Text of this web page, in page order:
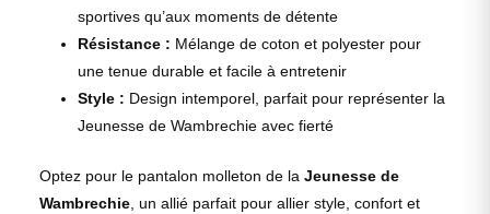
sportives qu’aux moments de détente
Résistance : Mélange de coton et polyester pour
une tenue durable et facile à entretenir
Style : Design intemporel, parfait pour représenter la
Jeunesse de Wambrechie avec fierté
Optez pour le pantalon molleton de la Jeunesse de
Wambrechie, un allié parfait pour allier style, confort et